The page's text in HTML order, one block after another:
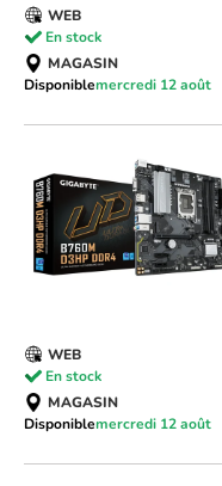
WEB
En stock
MAGASIN
Disponiblemercredi 12 août
WEB
En stock
MAGASIN
Disponiblemercredi 12 août